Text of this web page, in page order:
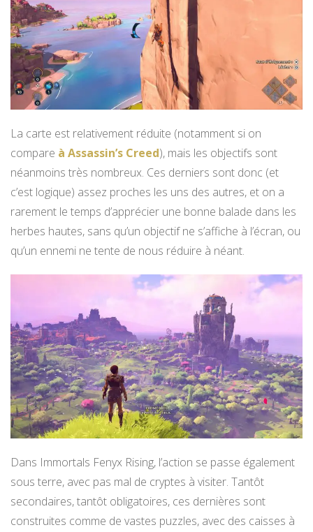
La carte est relativement réduite (notamment si on
compare à Assassin’s Creed), mais les objectifs sont
néanmoins très nombreux. Ces derniers sont donc (et
c’est logique) assez proches les uns des autres, et on a
rarement le temps d’apprécier une bonne balade dans les
herbes hautes, sans qu’un objectif ne s’affiche à l’écran, ou
qu’un ennemi ne tente de nous réduire à néant.
Dans Immortals Fenyx Rising, l’action se passe également
sous terre, avec pas mal de cryptes à visiter. Tantôt
secondaires, tantôt obligatoires, ces dernières sont
construites comme de vastes puzzles, avec des caisses à